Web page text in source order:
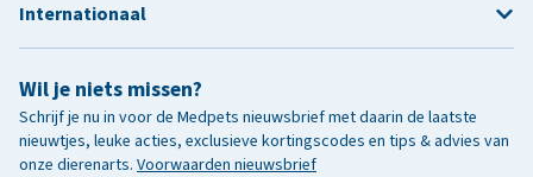
Wil je niets missen?
Schrijf je nu in voor de Medpets nieuwsbrief met daarin de laatste
nieuwtjes, leuke acties, exclusieve kortingscodes en tips & advies van
onze dierenarts. Voorwaarden nieuwsbrief
Internationaal